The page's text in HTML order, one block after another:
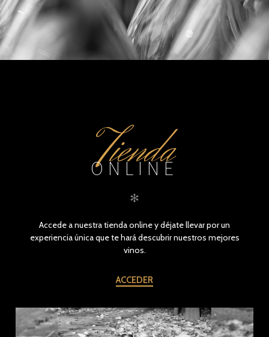
Tienda
ONLINE
✻
Accede a nuestra tienda online y déjate llevar por un
experiencia única que te hará descubrir nuestros mejores
vinos.
ACCEDER